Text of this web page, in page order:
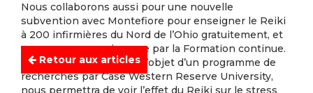
Retour aux articles
Nous collaborons aussi pour une nouvelle
subvention avec Montefiore pour enseigner le Reiki
à 200 infirmières du Nord de l’Ohio gratuitement, et
avec une reconnaissance par la Formation continue.
Ce projet, qui sera aussi l’objet d’un programme de
recherches par Case Western Reserve University,
nous permettra de voir l’effet du Reiki sur le stress